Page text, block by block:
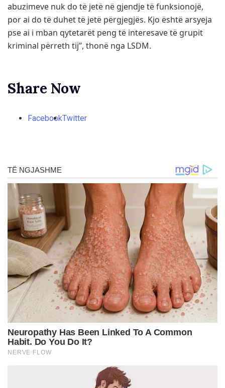
abuzimeve nuk do të jetë në gjendje të funksionojë,
por ai do të duhet të jetë përgjegjës. Kjo është arsyeja
pse ai i mban qytetarët peng të interesave të grupit
kriminal përreth tij”, thonë nga LSDM.
Share Now
FacebookTwitter